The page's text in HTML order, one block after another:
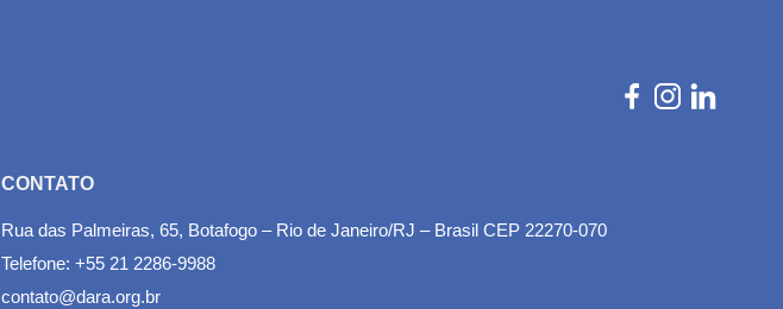
CONTATO
Rua das Palmeiras, 65, Botafogo – Rio de Janeiro/RJ – Brasil CEP 22270-070
Telefone: +55 21 2286-9988
contato@dara.org.br